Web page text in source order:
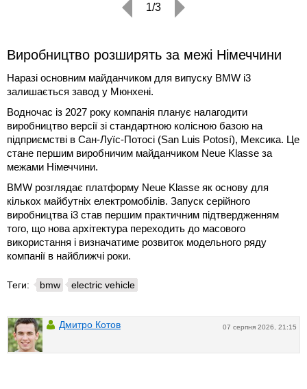
1/3
Виробництво розширять за межі Німеччини
Наразі основним майданчиком для випуску BMW i3
залишається завод у Мюнхені.
Водночас із 2027 року компанія планує налагодити
виробництво версії зі стандартною колісною базою на
підприємстві в Сан-Луїс-Потосі (San Luis Potosí), Мексика. Це
стане першим виробничим майданчиком Neue Klasse за
межами Німеччини.
BMW розглядає платформу Neue Klasse як основу для
кількох майбутніх електромобілів. Запуск серійного
виробництва i3 став першим практичним підтвердженням
того, що нова архітектура переходить до масового
використання і визначатиме розвиток модельного ряду
компанії в найближчі роки.
Теги: bmw electric vehicle
07 серпня 2026, 21:15
Дмитро Котов